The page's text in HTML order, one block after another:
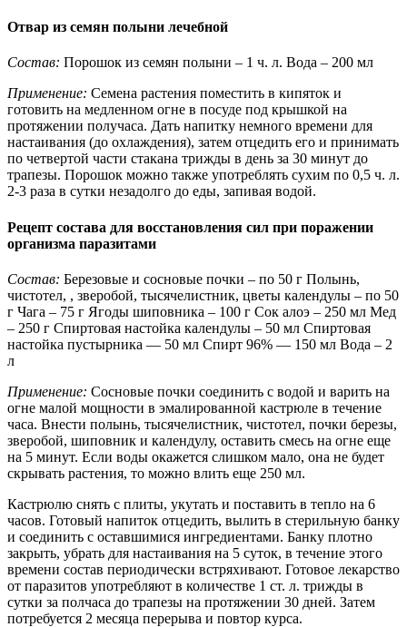
Отвар из семян полыни лечебной
Состав: Порошок из семян полыни – 1 ч. л. Вода – 200 мл
Применение: Семена растения поместить в кипяток и
готовить на медленном огне в посуде под крышкой на
протяжении получаса. Дать напитку немного времени для
настаивания (до охлаждения), затем отцедить его и принимать
по четвертой части стакана трижды в день за 30 минут до
трапезы. Порошок можно также употреблять сухим по 0,5 ч. л.
2-3 раза в сутки незадолго до еды, запивая водой.
Рецепт состава для восстановления сил при поражении
организма паразитами
Состав: Березовые и сосновые почки – по 50 г Полынь,
чистотел, , зверобой, тысячелистник, цветы календулы – по 50
г Чага – 75 г Ягоды шиповника – 100 г Сок алоэ – 250 мл Мед
– 250 г Спиртовая настойка календулы – 50 мл Спиртовая
настойка пустырника — 50 мл Спирт 96% — 150 мл Вода – 2
л
Применение: Сосновые почки соединить с водой и варить на
огне малой мощности в эмалированной кастрюле в течение
часа. Внести полынь, тысячелистник, чистотел, почки березы,
зверобой, шиповник и календулу, оставить смесь на огне еще
на 5 минут. Если воды окажется слишком мало, она не будет
скрывать растения, то можно влить еще 250 мл.
Кастрюлю снять с плиты, укутать и поставить в тепло на 6
часов. Готовый напиток отцедить, вылить в стерильную банку
и соединить с оставшимися ингредиентами. Банку плотно
закрыть, убрать для настаивания на 5 суток, в течение этого
времени состав периодически встряхивают. Готовое лекарство
от паразитов употребляют в количестве 1 ст. л. трижды в
сутки за полчаса до трапезы на протяжении 30 дней. Затем
потребуется 2 месяца перерыва и повтор курса.